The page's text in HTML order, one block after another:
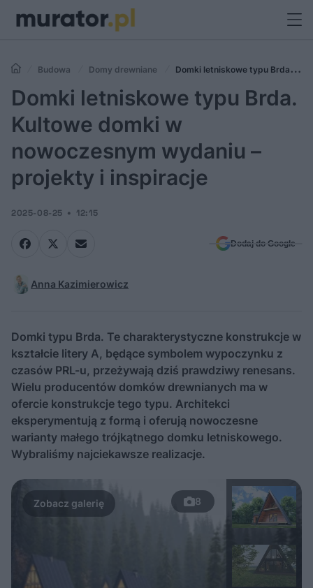
Budowa Domy drewniane
Domki letniskowe typu Brda.
Kultowe domki w nowoczesnym wydaniu – projekty i inspiracje
Domki letniskowe typu Brda.
Kultowe domki w
nowoczesnym wydaniu –
projekty i inspiracje
2025-08-25 12:15
Dodaj do Google
Anna Kazimierowicz
Domki typu Brda. Te charakterystyczne konstrukcje w
kształcie litery A, będące symbolem wypoczynku z
czasów PRL-u, przeżywają dziś prawdziwy renesans.
Wielu producentów domków drewnianych ma w
ofercie konstrukcje tego typu. Architekci
eksperymentują z formą i oferują nowoczesne
warianty małego trójkątnego domku letniskowego.
Wybraliśmy najciekawsze realizacje.
8